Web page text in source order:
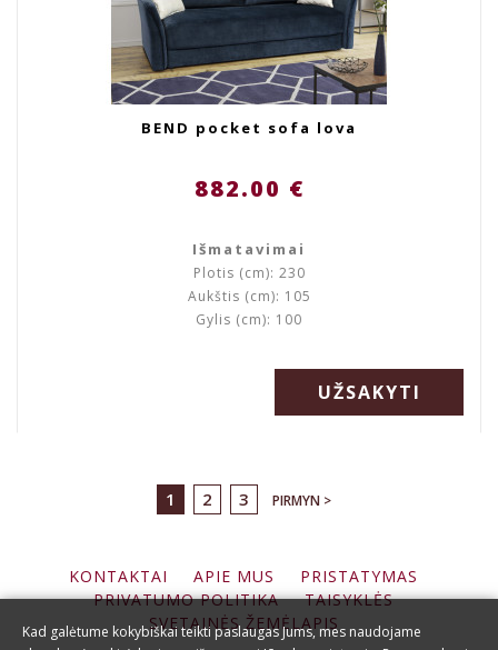
BEND pocket sofa lova
882.00 €
Išmatavimai
Plotis (cm): 230
Aukštis (cm): 105
Gylis (cm): 100
UŽSAKYTI
1 2 3 PIRMYN >
KONTAKTAI APIE MUS
PRISTATYMAS
PRIVATUMO POLITIKA
TAISYKLĖS
SVETAINĖS ŽEMĖLAPIS
Kad galėtume kokybiškai teikti paslaugas Jums, mes naudojame